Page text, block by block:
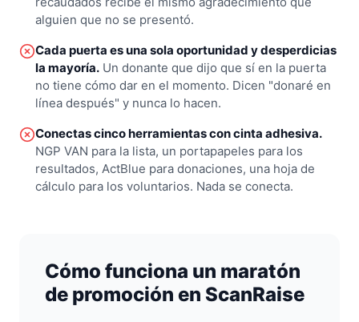
alguien que no se presentó.
Cada puerta es una sola oportunidad y desperdicias
la mayoría. Un donante que dijo que sí en la puerta
no tiene cómo dar en el momento. Dicen "donaré en
línea después" y nunca lo hacen.
Conectas cinco herramientas con cinta adhesiva.
NGP VAN para la lista, un portapapeles para los
resultados, ActBlue para donaciones, una hoja de
cálculo para los voluntarios. Nada se conecta.
Cómo funciona un maratón
de promoción en ScanRaise